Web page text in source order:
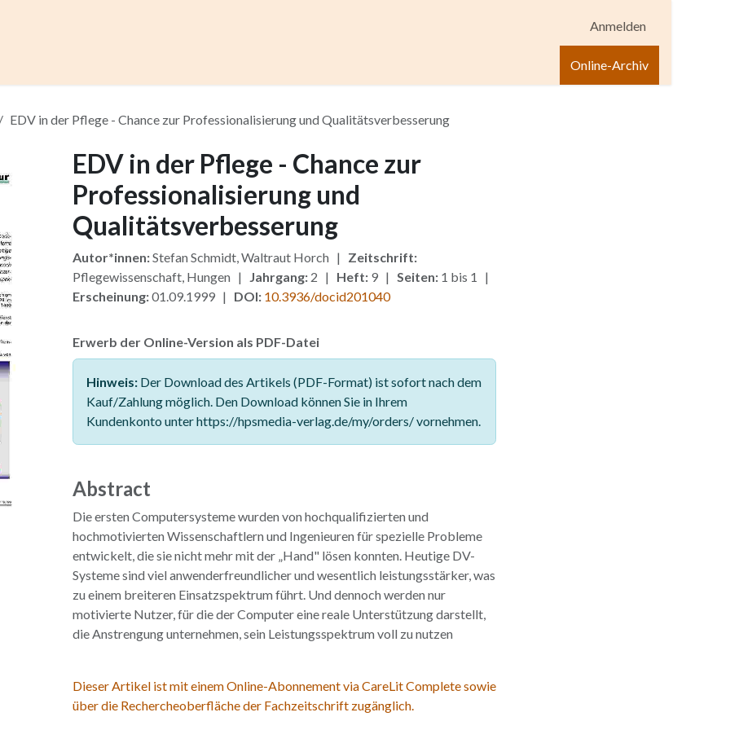
Anmelden
Online-Archiv
EDV in der Pflege - Chance zur Professionalisierung und Qualitätsverbesserung
EDV in der Pflege - Chance zur
Professionalisierung und
Qualitätsverbesserung
Autor*innen:Stefan Schmidt, Waltraut Horch | Zeitschrift:
Pflegewissenschaft, Hungen | Jahrgang:2 | Heft:9 | Seiten:1 bis 1 |
Erscheinung:01.09.1999 | DOI: 10.3936/docid201040
Erwerb der Online-Version als PDF-Datei
Hinweis:Der Download des Artikels (PDF-Format) ist sofort nach dem
Kauf/Zahlung möglich. Den Download können Sie in Ihrem
Kundenkonto unter https://hpsmedia-verlag.de/my/orders/ vornehmen.
Abstract
Die ersten Computersysteme wurden von hochqualifizierten und
hochmotivierten Wissenschaftlern und Ingenieuren für spezielle Probleme
entwickelt, die sie nicht mehr mit der „Hand" lösen konnten. Heutige DV-
Systeme sind viel anwenderfreundlicher und wesentlich leistungsstärker, was
zu einem breiteren Einsatzspektrum führt. Und dennoch werden nur
motivierte Nutzer, für die der Computer eine reale Unterstützung darstellt,
die Anstrengung unternehmen, sein Leistungsspektrum voll zu nutzen
Dieser Artikel ist mit einem Online-Abonnement via CareLit Complete sowie
über die Rechercheoberfläche der Fachzeitschrift zugänglich.